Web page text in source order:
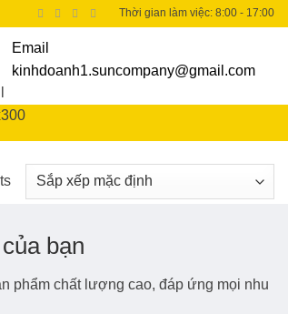
Thời gian làm việc: 8:00 - 17:00
Email
kinhdoanh1.suncompany@gmail.com
bạn
phẩm chất lượng cao, đáp ứng mọi nhu